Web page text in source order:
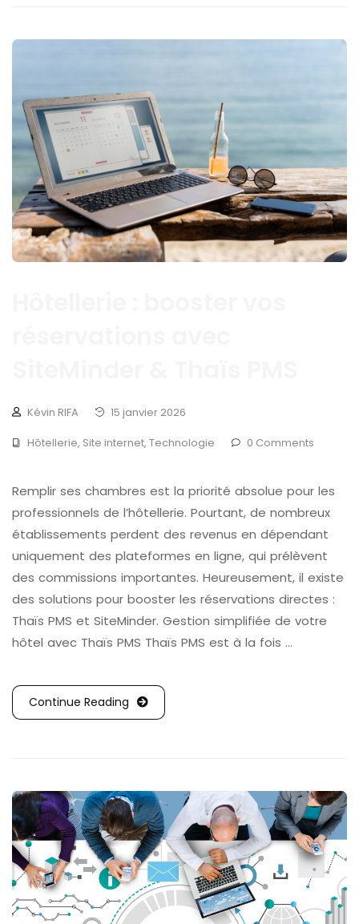
Kévin RIFA
15 janvier 2026
Hôtellerie, Site internet, Technologie 0 Comments
Remplir ses chambres est la priorité absolue pour les
professionnels de l’hôtellerie. Pourtant, de nombreux
établissements perdent des revenus en dépendant
uniquement des plateformes en ligne, qui prélèvent
des commissions importantes. Heureusement, il existe
des solutions pour booster les réservations directes :
Thaïs PMS et SiteMinder. Gestion simplifiée de votre
hôtel avec Thaïs PMS Thaïs PMS est à la fois …
Continue Reading